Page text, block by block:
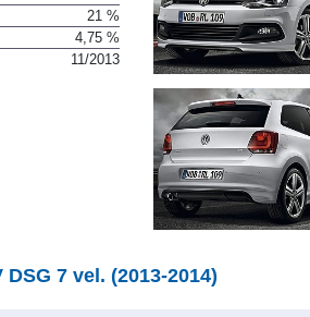
16.111 €
21 %
4,75 %
7 vel. (2013-2014)